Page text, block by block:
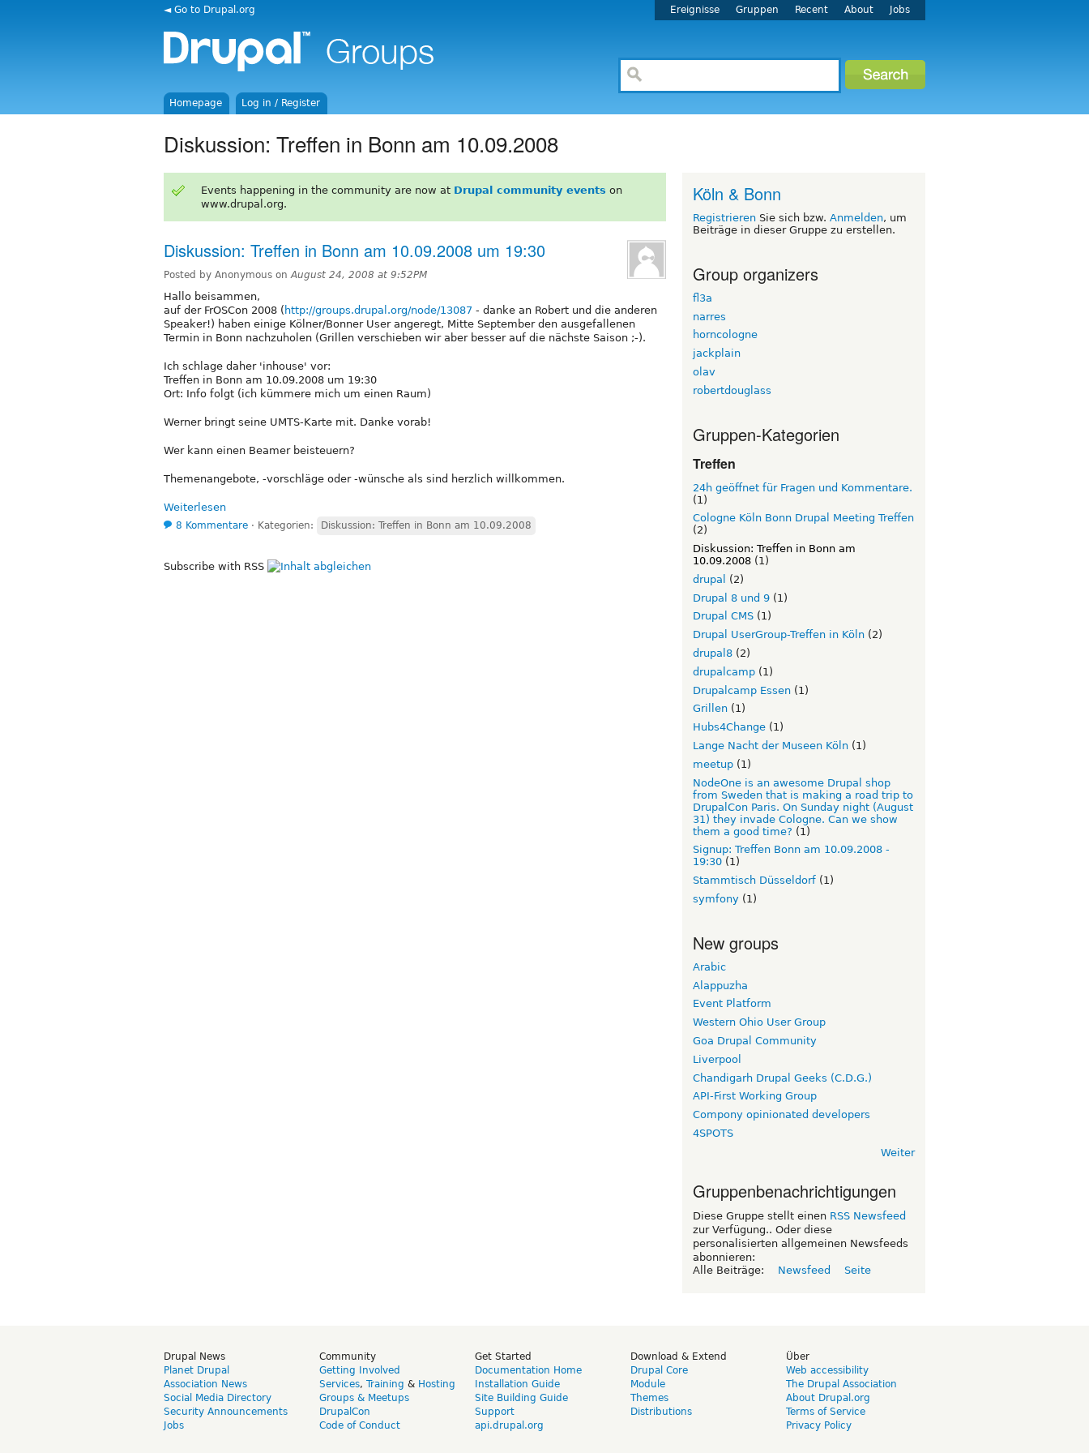
◄ Go to Drupal.org Ereignisse Gruppen Recent About Jobs
Homepage Log in / Register
Diskussion: Treffen in Bonn am 10.09.2008
Events happening in the community are now at Drupal community events on
www.drupal.org.
Diskussion: Treffen in Bonn am 10.09.2008 um 19:30
Posted by Anonymous onAugust 24, 2008 at 9:52PM
Hallo beisammen,
auf der FrOSCon 2008 ( http://groups.drupal.org/node/13087 - danke an Robert und die anderen
Speaker!) haben einige Kölner/Bonner User angeregt, Mitte September den ausgefallenen
Termin in Bonn nachzuholen (Grillen verschieben wir aber besser auf die nächste Saison ;-).
Ich schlage daher 'inhouse' vor:
Treffen in Bonn am 10.09.2008 um 19:30
Ort: Info folgt (ich kümmere mich um einen Raum)
Werner bringt seine UMTS-Karte mit. Danke vorab!
Wer kann einen Beamer beisteuern?
Themenangebote, -vorschläge oder -wünsche als sind herzlich willkommen.
Weiterlesen
8 Kommentare ⋅ Kategorien: Diskussion: Treffen in Bonn am 10.09.2008
Subscribe with RSS
Köln & Bonn
Registrieren Sie sich bzw. Anmelden, um
Beiträge in dieser Gruppe zu erstellen.
Group organizers
fl3a
narres
horncologne
jackplain
olav
robertdouglass
Gruppen-Kategorien
Treffen
24h geöffnet für Fragen und Kommentare.
(1)
Cologne Köln Bonn Drupal Meeting Treffen
(2)
Diskussion: Treffen in Bonn am
10.09.2008 (1)
drupal
(2)
Drupal 8 und 9 (1)
Drupal CMS (1)
Drupal UserGroup-Treffen in Köln (2)
drupal8 (2)
drupalcamp (1)
Drupalcamp Essen (1)
Grillen (1)
Hubs4Change (1)
Lange Nacht der Museen Köln (1)
meetup (1)
NodeOne is an awesome Drupal shop
from Sweden that is making a road trip to
DrupalCon Paris. On Sunday night (August
31) they invade Cologne. Can we show
them a good time? (1)
Signup: Treffen Bonn am 10.09.2008 -
19:30 (1)
Stammtisch Düsseldorf (1)
symfony (1)
New groups
Arabic
Alappuzha
Event Platform
Western Ohio User Group
Goa Drupal Community
Liverpool
Chandigarh Drupal Geeks (C.D.G.)
API-First Working Group
Compony opinionated developers
4SPOTS
Weiter
Gruppenbenachrichtigungen
Diese Gruppe stellt einen RSS Newsfeed
zur Verfügung.. Oder diese
personalisierten allgemeinen Newsfeeds
abonnieren:
Alle Beiträge:
Newsfeed Seite
Drupal News
Planet Drupal
Association News
Social Media Directory
Security Announcements
Jobs
Community
Getting Involved
Services, Training & Hosting
Groups & Meetups
DrupalCon
Code of Conduct
Get Started
Documentation Home
Installation Guide
Site Building Guide
Support
api.drupal.org
Download & Extend
Drupal Core
Module
Themes
Distributions
Über
Web accessibility
The Drupal Association
About Drupal.org
Terms of Service
Privacy Policy